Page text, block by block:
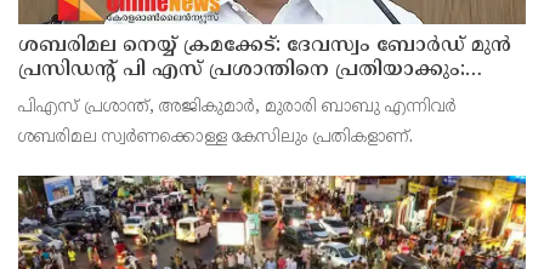
ശബരിമല നെയ്യ് ക്രമക്കേട്: ദേവസ്വം ബോര്‍ഡ് മുന്‍
പ്രസിഡന്റ് പി എസ് പ്രശാന്തിനെ പ്രതിയാക്കും:
ദേവസ്വം വിജിലന്‍സ്
പിഎസ് പ്രശാന്ത്, അജികുമാര്‍, മുരാരി ബാബു എന്നിവര്‍
ശബരിമല സ്വര്‍ണക്കൊള്ള കേസിലും പ്രതികളാണ്.